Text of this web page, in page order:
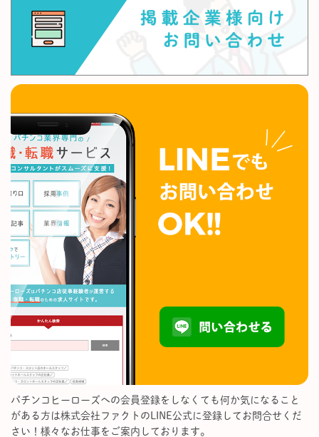
パチンコヒーローズへの会員登録をしなくても何か気になること
がある方は株式会社ファクトのLINE公式に登録してお問合せくだ
さい！様々なお仕事をご案内しております。